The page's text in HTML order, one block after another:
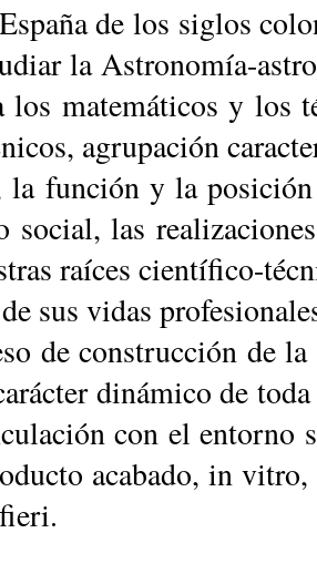
de los si­glos
la As­tro­no­mía-
ma­te­má­ti­cos y los
agru­pa­ción
la fun­ción y la
so­cial, las
raí­ces cien­tí­fi­co-
sus vi­das
de cons­truc­ción de
di­ná­mico de
con el en­tor­no
aca­ba­do, in